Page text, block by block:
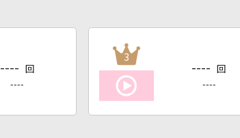
---- 回
----
3
---- 回
----